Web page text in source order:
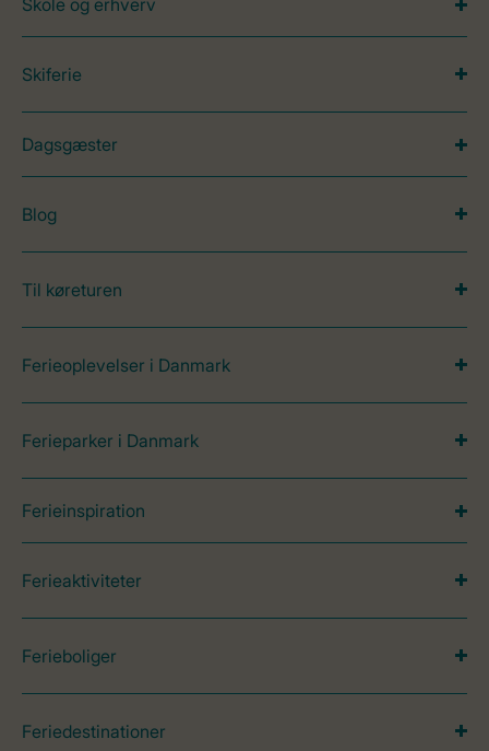
Skole og erhverv
Skiferie
Dagsgæster
Blog
Til køreturen
Ferieoplevelser i Danmark
Ferieparker i Danmark
Ferieinspiration
Ferieaktiviteter
Ferieboliger
Feriedestinationer